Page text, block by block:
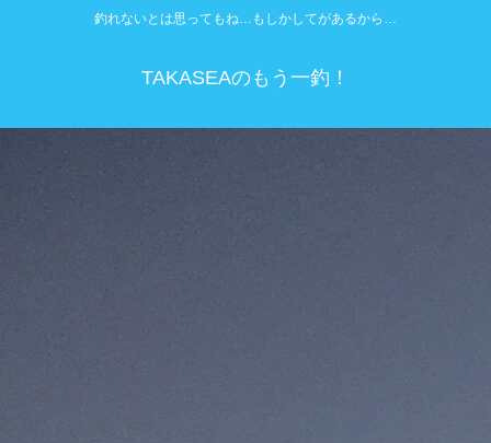
釣れないとは思ってもね…もしかしてがあるから…
TAKASEAのもう一釣！